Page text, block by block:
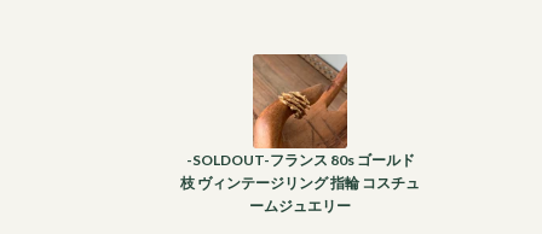
-SOLDOUT-フランス 80s ゴールド
枝 ヴィンテージリング 指輪 コスチュ
ームジュエリー